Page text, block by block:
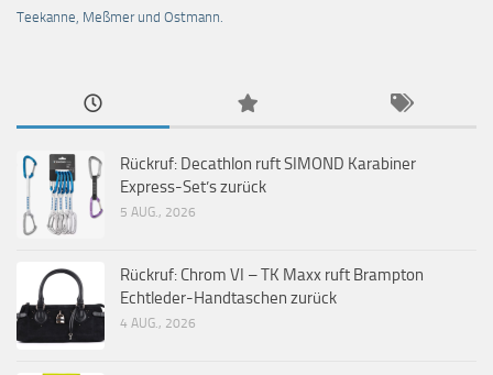
Teekanne, Meßmer und Ostmann.
Rückruf: Decathlon ruft SIMOND Karabiner
Express-Set’s zurück
5 AUG., 2026
Rückruf: Chrom VI – TK Maxx ruft Brampton
Echtleder-Handtaschen zurück
4 AUG., 2026